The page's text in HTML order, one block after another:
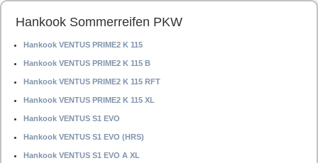
Hankook Sommerreifen PKW
Hankook VENTUS PRIME2 K 115
Hankook VENTUS PRIME2 K 115 B
Hankook VENTUS PRIME2 K 115 RFT
Hankook VENTUS PRIME2 K 115 XL
Hankook VENTUS S1 EVO
Hankook VENTUS S1 EVO (HRS)
Hankook VENTUS S1 EVO A XL